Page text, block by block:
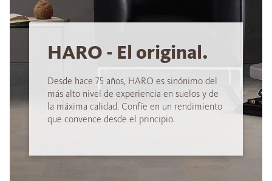
HARO - El original.
Desde hace 75 años, HARO es sinónimo del
más alto nivel de experiencia en suelos y de
la máxima calidad. Confíe en un rendimiento
que convence desde el principio.